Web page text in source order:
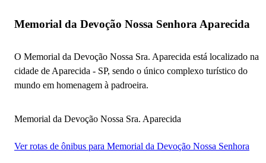
Memorial da Devoção Nossa Senhora Aparecida
O Memorial da Devoção Nossa Sra. Aparecida está localizado na
cidade de Aparecida - SP, sendo o único complexo turístico do
mundo em homenagem à padroeira.
Memorial da Devoção Nossa Sra. Aparecida
Ver rotas de ônibus para Memorial da Devoção Nossa Senhora